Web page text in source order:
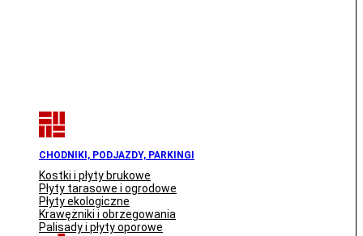
CHODNIKI, PODJAZDY, PARKINGI
Kostki i płyty brukowe
Płyty tarasowe i ogrodowe
Płyty ekologiczne
Krawężniki i obrzegowania
Palisady i płyty oporowe